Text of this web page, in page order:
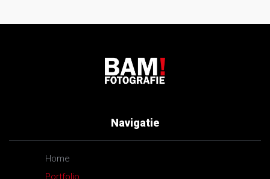
Navigatie
Home
Portfolio